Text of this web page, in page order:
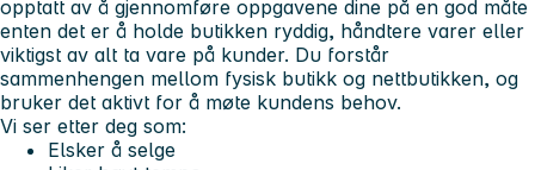
opptatt av å gjennomføre oppgavene dine på en god måte
enten det er å holde butikken ryddig, håndtere varer eller
viktigst av alt ta vare på kunder. Du forstår
sammenhengen mellom fysisk butikk og nettbutikken, og
bruker det aktivt for å møte kundens behov.
Vi ser etter deg som:
Elsker å selge